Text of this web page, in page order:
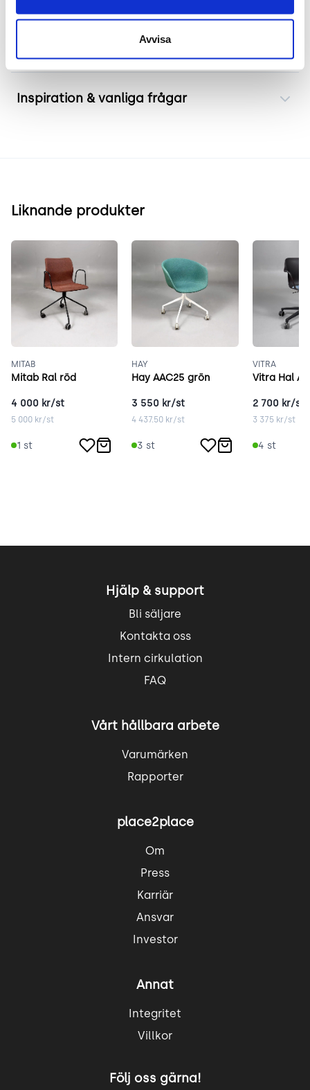
Avvisa
Inspiration & vanliga frågar
Liknande produkter
MITAB
Mitab Ral röd
4 000 kr/st
5 000 kr/st
1 st
HAY
Hay AAC25 grön
3 550 kr/st
4 437.50 kr/st
3 st
VITRA
Vitra Hal
2 700 kr/st
3 375kr/st
4 st
Hjälp & support
Bli säljare
Kontakta oss
Intern cirkulation
FAQ
Vårt hållbara arbete
Varumärken
Rapporter
place2place
Om
Press
Karriär
Ansvar
Investor
Annat
Integritet
Villkor
Följ oss gärna!